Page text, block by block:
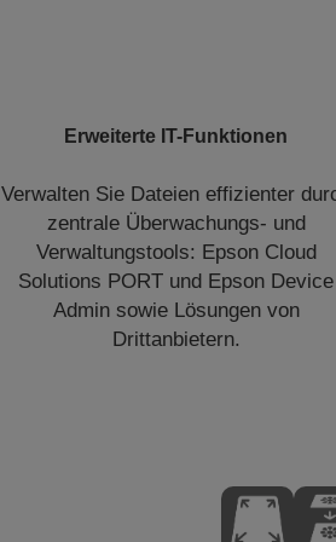
Erweiterte IT-Funktionen
Verwalten Sie Dateien effizienter
zentrale Überwachungs- und
Verwaltungstools: Epson Cloud
Solutions PORT und Epson Device
Admin sowie Lösungen von
Drittanbietern.